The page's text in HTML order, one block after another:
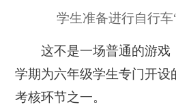
学生准备进行自行车
这不是一场普通的游戏
学期为六年级学生专门开设
考核环节之一。